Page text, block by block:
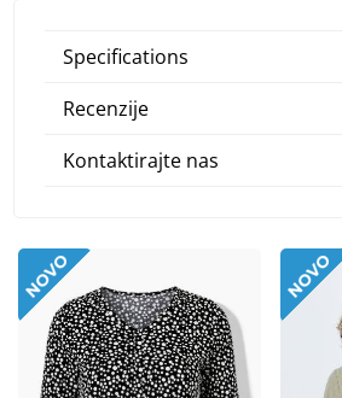
Specifications
Recenzije
Kontaktirajte nas